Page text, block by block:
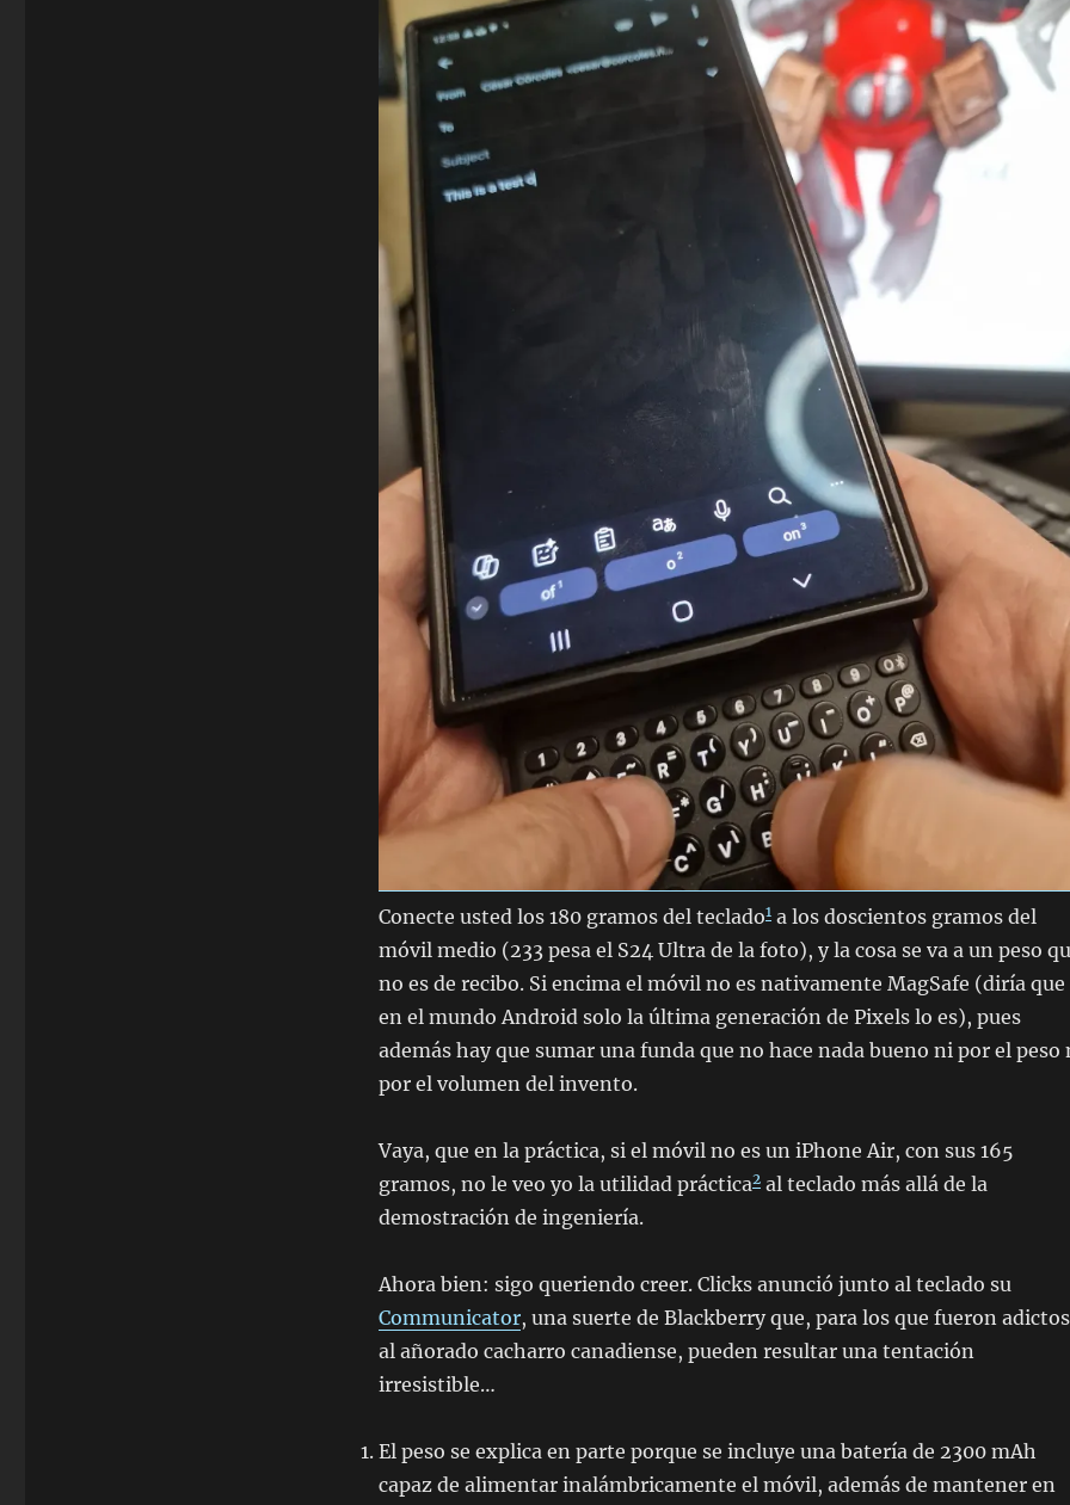
Conecte usted los 180 gramos del teclado1a los doscientos gramos del
móvil medio (233 pesa el S24 Ultra de la foto), y la cosa se va a un peso
no es de recibo. Si encima el móvil no es nativamente MagSafe (diría que
en el mundo Android solo la última generación de Pixels lo es), pues
además hay que sumar una funda que no hace nada bueno ni por el peso
por el volumen del invento.
Vaya, que en la práctica, si el móvil no es un iPhone Air, con sus 165
gramos, no le veo yo la utilidad práctica2al teclado más allá de la
demostración de ingeniería.
Ahora bien: sigo queriendo creer. Clicks anunció junto al teclado su
Communicator, una suerte de Blackberry que, para los que fueron adictos
al añorado cacharro canadiense, pueden resultar una tentación
irresistible…
El peso se explica en parte porque se incluye una batería de 2300 mAh
capaz de alimentar inalámbricamente el móvil, además de mantener en